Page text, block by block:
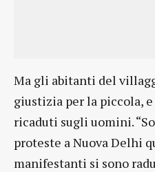
Ma gli abitanti del
giustizia per la piccola,
ricaduti sugli uomini.
proteste a Nuova Delhi
manifestanti si sono